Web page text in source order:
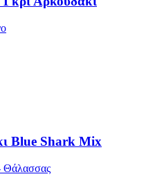
Blue Shark Mix
Θάλασσας